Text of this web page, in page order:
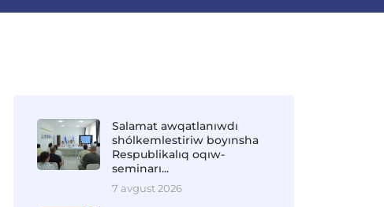
Salamat awqatlanıwdı
shólkemlestiriw boyınsha
Respublikalıq oqıw-
seminarı...
7 avgust 2026